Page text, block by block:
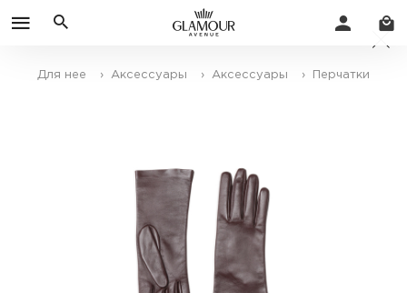
Для нее › Аксессуары › Аксессуары › Перчатки